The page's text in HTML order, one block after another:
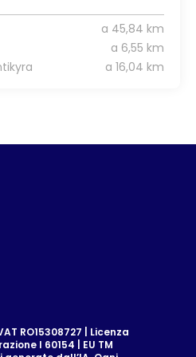
a 45,84 km
a 6,55 km
a 16,04 km
RO15308727 | Licenza
I 60154 | EU TM